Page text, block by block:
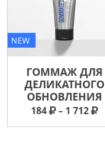
NEW
ГОММАЖ ДЛЯ
ДЕЛИКАТНОГО
ОБНОВЛЕНИЯ
184 – 1 712